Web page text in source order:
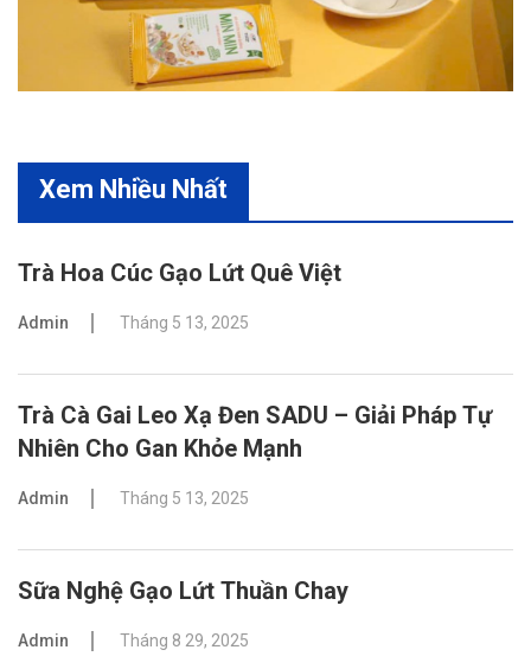
Xem Nhiều Nhất
Trà Hoa Cúc Gạo Lứt Quê Việt
Admin Tháng 5 13, 2025
Trà Cà Gai Leo Xạ Đen SADU – Giải Pháp Tự
Nhiên Cho Gan Khỏe Mạnh
Admin Tháng 5 13, 2025
Sữa Nghệ Gạo Lứt Thuần Chay
Admin Tháng 8 29, 2025